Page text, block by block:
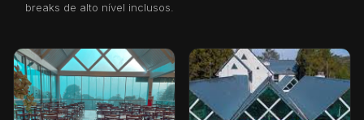
breaks de alto nível inclusos.